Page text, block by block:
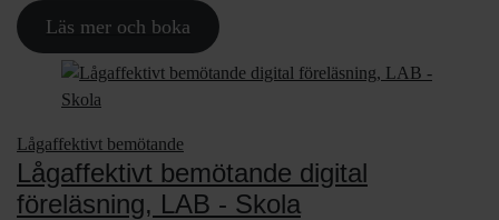
Läs mer och boka
Lågaffektivt bemötande
Lågaffektivt bemötande digital
föreläsning, LAB - Skola